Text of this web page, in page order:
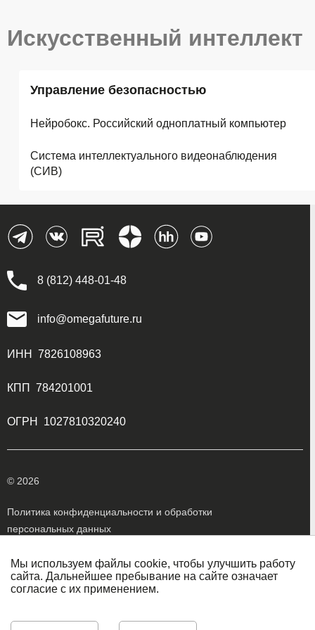
Искусственный интеллект
Управление безопасностью
Нейробокс. Российский одноплатный компьютер
Система интеллектуального видеонаблюдения
(СИВ)
8 (812) 448-01-48
info@omegafuture.ru
ИНН 7826108963
КПП 784201001
ОГРН 1027810320240
© 2026
Политика конфиденциальности и обработки
персональных данных
Обработка персональных данных
Все указанные на сайте цены носят информационный
РФ)
Мы используем файлы cookie, чтобы улучшить работу
сайта. Дальнейшее пребывание на сайте означает
согласие с их применением.